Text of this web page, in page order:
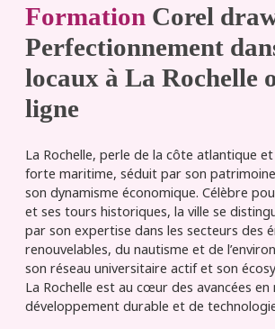
Formation Corel
Perfectionnement
locaux à La Rochelle
ligne
La Rochelle, perle de la côte atlantique et
forte maritime, séduit par son
son dynamisme économique. Célèbre
et ses tours historiques, la ville se
par son expertise dans les secteurs des
renouvelables, du nautisme et de
son réseau universitaire actif et son
La Rochelle est au cœur des avancées
développement durable et de